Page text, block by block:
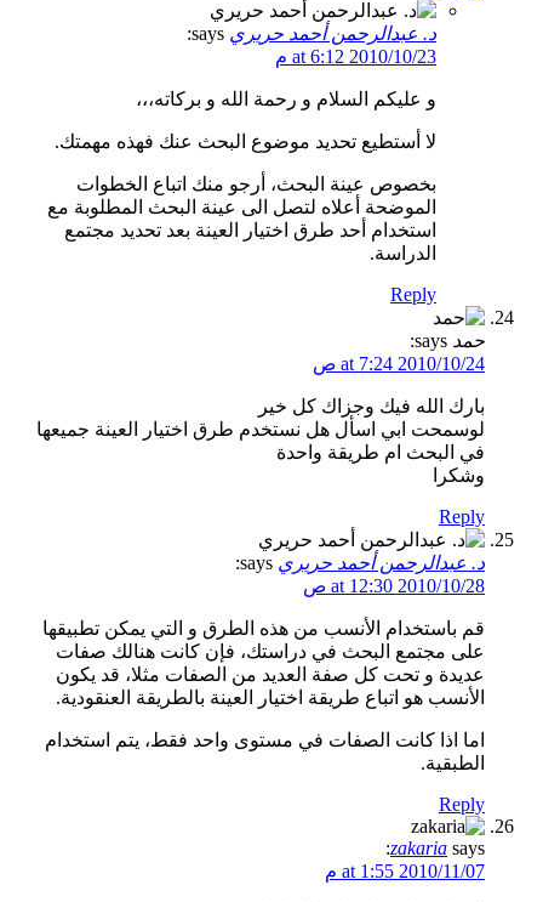
د. عبدالرحمن أحمد حريري says:
2010/10/23 at 6:12 م
و عليكم السلام و رحمة الله و بركاته،،،
لا أستطيع تحديد موضوع البحث عنك فهذه مهمتك.
بخصوص عينة البحث، أرجو منك اتباع الخطوات
الموضحة أعلاه لتصل الى عينة البحث المطلوبة مع
استخدام أحد طرق اختيار العينة بعد تحديد مجتمع
الدراسة.
Reply
حمد says:
2010/10/24 at 7:24 ص
بارك الله فيك وجزاك كل خير
لوسمحت ابي اسأل هل نستخدم طرق اختيار العينة جميعها
في البحث ام طريقة واحدة
وشكرا
Reply
د. عبدالرحمن أحمد حريري says:
2010/10/28 at 12:30 ص
قم باستخدام الأنسب من هذه الطرق و التي يمكن تطبيقها
على مجتمع البحث في دراستك، فإن كانت هنالك صفات
عديدة و تحت كل صفة العديد من الصفات مثلا، قد يكون
الأنسب هو اتباع طريقة اختيار العينة بالطريقة العنقودية.
اما اذا كانت الصفات في مستوى واحد فقط، يتم استخدام
الطبقية.
Reply
zakaria says:
2010/11/07 at 1:55 م